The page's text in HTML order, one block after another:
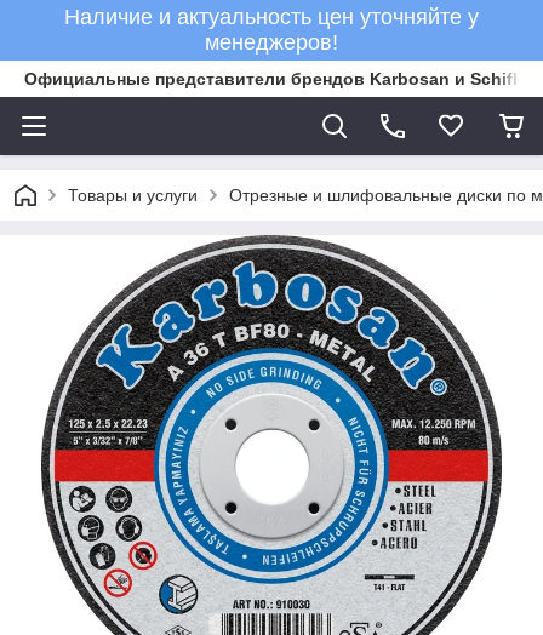
Наличие и актуальность цен уточняйте у
менеджеров!
Официальные представители брендов Karbosan и Schifler
Товары и услуги Отрезные и шлифовальные диски по